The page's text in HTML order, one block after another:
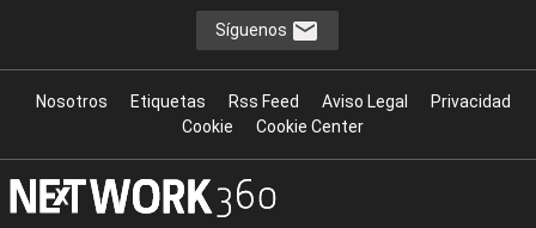
Síguenos
Nosotros Etiquetas Rss Feed Aviso Legal
Privacidad
Cookie
Cookie Center